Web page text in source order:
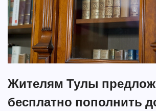
Жителям Тулы
бесплатно пополнить